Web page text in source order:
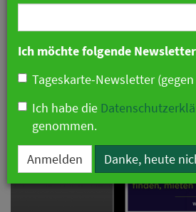
Ich möchte folgende
Tageskarte-Newsletter (gegen
Ich habe die
genommen.
Anmelden Danke, heute